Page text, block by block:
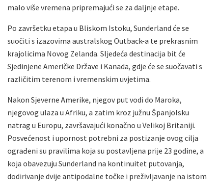
malo više vremena pripremajući se za daljnje etape.
Po završetku etapa u Bliskom Istoku, Sunderland će se
suočiti s izazovima australskog Outback-a te prekrasnim
krajolicima Novog Zelanda. Sljedeća destinacija bit će
Sjedinjene Američke Države i Kanada, gdje će se suočavati s
različitim terenom i vremenskim uvjetima.
Nakon Sjeverne Amerike, njegov put vodi do Maroka,
njegovog ulaza u Afriku, a zatim kroz južnu Španjolsku
natrag u Europu, završavajući konačno u Velikoj Britaniji.
Posvećenost i upornost potrebni za postizanje ovog cilja
ograđeni su pravilima koja su postavljena prije 23 godine, a
koja obavezuju Sunderland na kontinuitet putovanja,
dodirivanje dvije antipodalne točke i preživljavanje na istom